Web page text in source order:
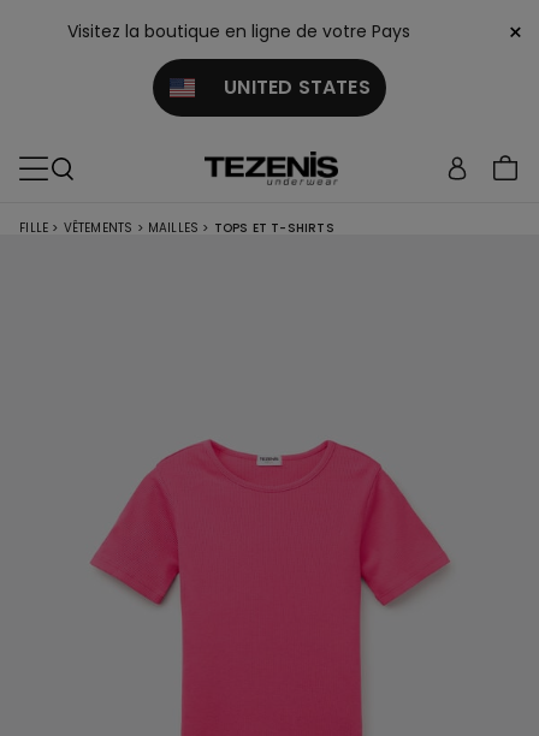
Visitez la boutique en ligne de votre Pays
UNITED STATES
×
FILLE > VÊTEMENTS > MAILLES > TOPS ET T-SHIRTS